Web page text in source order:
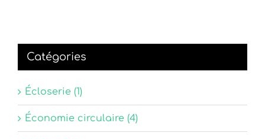
Catégories
Écloserie (1)
Économie circulaire (4)